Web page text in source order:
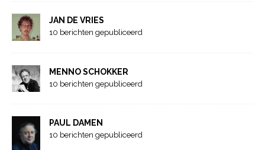
JAN DE VRIES
10 berichten gepubliceerd
MENNO SCHOKKER
10 berichten gepubliceerd
PAUL DAMEN
10 berichten gepubliceerd